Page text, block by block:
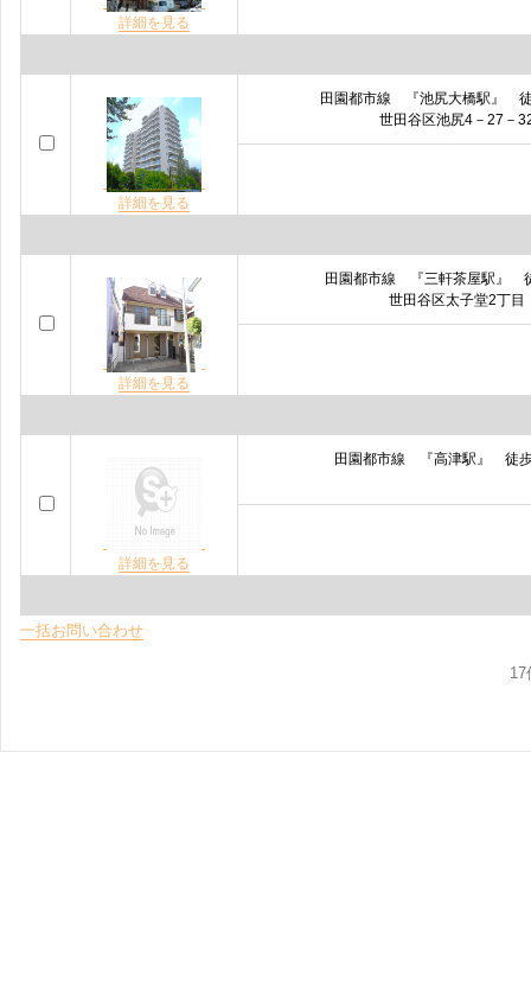
詳細を見る
詳細を見る
田園都市線 『池尻大橋駅』
世田谷区池尻4－27－
詳細を見る
田園都市線 『三軒茶屋駅』
世田谷区太子堂2丁目
詳細を見る
田園都市線 『高津駅』 徒
一括お問い合わせ
17